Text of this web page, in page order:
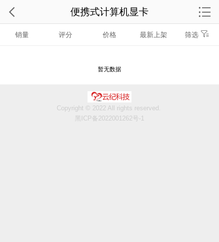
销量 评分 价格 最新上架 筛选
暂无数据
便携式计算机显卡
Copyright © 2022 All rights reserved.
黑ICP备2022001262号-1